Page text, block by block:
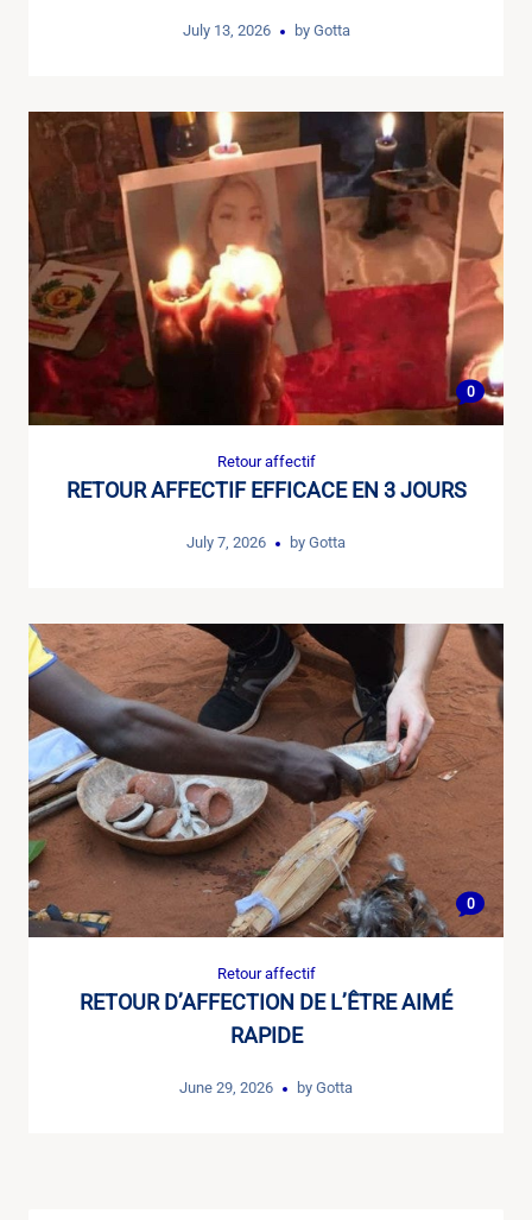
July 13, 2026 by Gotta
0
Retour affectif
RETOUR AFFECTIF EFFICACE EN 3 JOURS
July 7, 2026 by Gotta
0
Retour affectif
RETOUR D’AFFECTION DE L’ÊTRE AIMÉ
RAPIDE
June 29, 2026 by Gotta